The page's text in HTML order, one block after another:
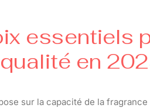
essentiels
en
sur la capacité de la